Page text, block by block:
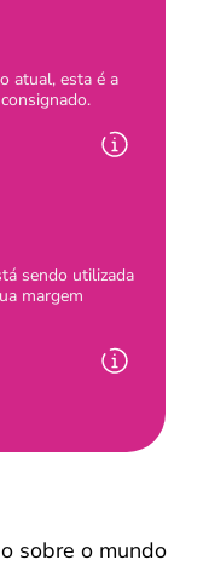
atual, esta é a
sendo utilizada
margem
sobre o mundo